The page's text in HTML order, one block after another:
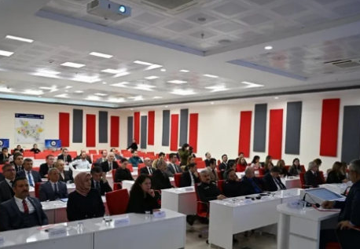
Aydın
Balıkesir
Bilecik
Bingöl
Bitlis
Bolu
Burdur